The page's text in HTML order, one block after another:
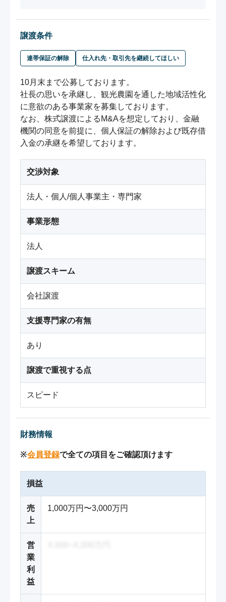
譲渡条件
連帯保証の解除 仕入れ先・取引先を継続してほしい
10月末まで公募しております。
社長の思いを承継し、観光農園を通した地域活性化
に意欲のある事業家を募集しております。
なお、株式譲渡によるM&Aを想定しており、金融
機関の同意を前提に、個人保証の解除および既存借
交渉対象
法人・個人/個人事業主・専門家
事業形態
法人
譲渡スキーム
会社譲渡
支援専門家の有無
あり
譲渡で重視する点
スピード
財務情報
※会員登録で全ての項目をご確認頂けます
損益
売
上
1,000万円〜3,000万円
営
業
利
益